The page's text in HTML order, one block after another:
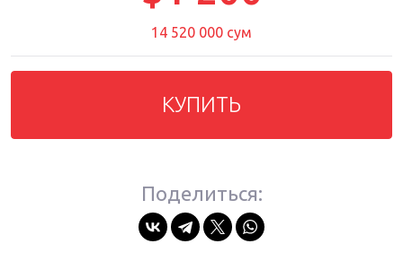
14 520 000 сум
КУПИТЬ
Поделиться: